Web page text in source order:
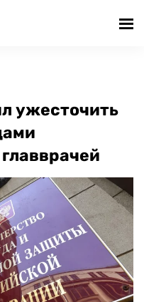
ужесточить